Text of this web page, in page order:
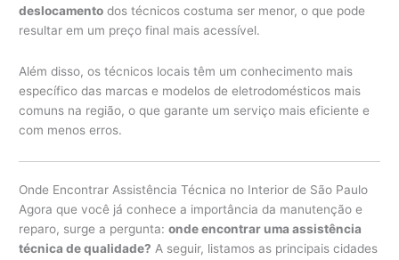
deslocamento dos técnicos costuma ser menor, o que pode
resultar em um preço final mais acessível.
Além disso, os técnicos locais têm um conhecimento mais
específico das marcas e modelos de eletrodomésticos mais
comuns na região, o que garante um serviço mais eficiente e
com menos erros.
Onde Encontrar Assistência Técnica no Interior de São Paulo
Agora que você já conhece a importância da manutenção e
reparo, surge a pergunta:onde encontrar uma assistência
técnica de qualidade? A seguir, listamos as principais cidades